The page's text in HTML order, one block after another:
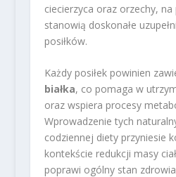
ciecierzyca oraz orzechy, na
stanowią doskonałe
posiłków.
Każdy posiłek powinien
białka, co pomaga w
oraz wspiera procesy
Wprowadzenie tych
codziennej diety przyniesie
kontekście redukcji masy
poprawi ogólny stan